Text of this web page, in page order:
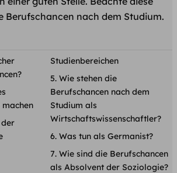
Berufschancen nach dem Studium.
machen
Studienbereichen
Wie stehen die
Berufschancen nach dem
Studium als
Wirtschaftswissenschaftler?
Was tun als Germanist?
Wie sind die Berufschancen
als Absolvent der Soziologie?